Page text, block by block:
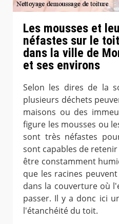
Les mousses et
néfastes sur le
dans la ville de
et ses environs
Selon les dires de la
plusieurs déchets
maisons ou des
figure les mousses ou
sont très néfastes
sont capables de
être constamment
que les racines
dans la couverture où
passer. Il y a donc ici
l'étanchéité du toit.